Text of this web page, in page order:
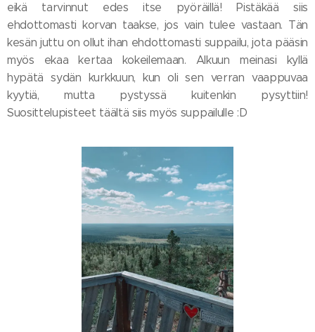
eikä tarvinnut edes itse pyöräillä! Pistäkää siis
ehdottomasti korvan taakse, jos vain tulee vastaan. Tän
kesän juttu on ollut ihan ehdottomasti suppailu, jota pääsin
myös ekaa kertaa kokeilemaan. Alkuun meinasi kyllä
hypätä sydän kurkkuun, kun oli sen verran vaappuvaa
kyytiä, mutta pystyssä kuitenkin pysyttiin!
Suosittelupisteet täältä siis myös suppailulle :D